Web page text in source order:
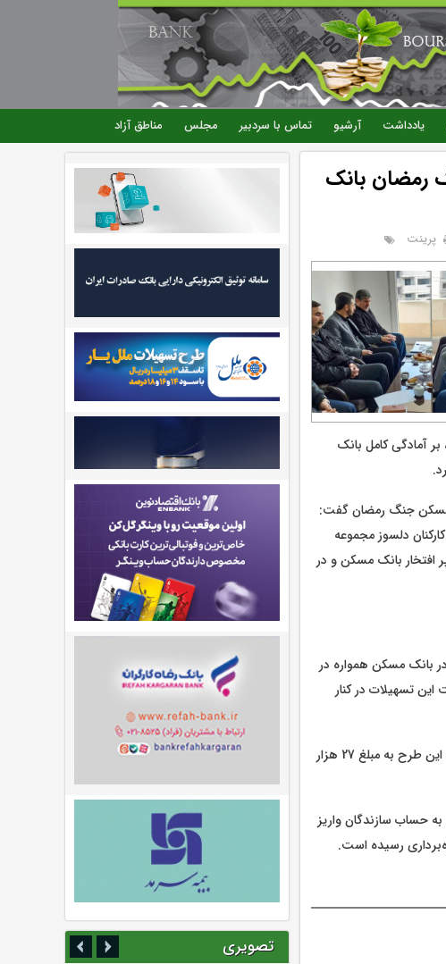
یادداشت آرشیو تماس با سردبیر مجلس مناطق آزاد
رمضان بانک
پرینت
آمادگی کامل بانک
مسکن جنگ رمضان گفت:
دلسوز مجموعه
افتخار بانک مسکن و در
بانک مسکن همواره در
تسهیلات در کنار
امید راست‌بین گفت: تا اوایل اردیبهشت‌ماه سال جاری قرارداد 6هزار و 307 واحد در قالب این طرح به مبلغ 27 هزار
پروژه‌ها، مبلغ 19 هزار میلیاردریال به حساب سازندگان واریز
تصویری